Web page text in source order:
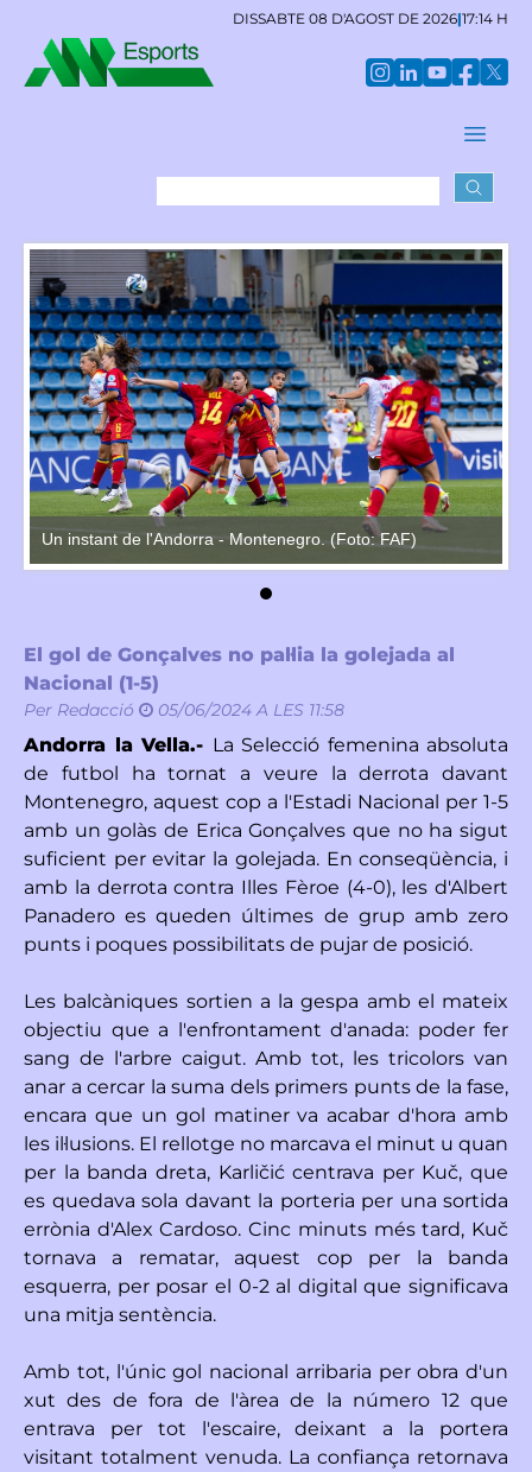
DISSABTE 08 D'AGOST DE 2026|17:14 H
Un instant de l'Andorra - Montenegro. (Foto: FAF)
El gol de Gonçalves no pal·lia la golejada al
Nacional (1-5)
Per Redacció 05/06/2024 A LES 11:58
Andorra la Vella.- La Selecció femenina absoluta
de futbol ha tornat a veure la derrota davant
Montenegro, aquest cop a l'Estadi Nacional per 1-5
amb un golàs de Erica Gonçalves que no ha sigut
suficient per evitar la golejada. En conseqüència, i
amb la derrota contra Illes Fèroe (4-0), les d'Albert
Panadero es queden últimes de grup amb zero
punts i poques possibilitats de pujar de posició.
Les balcàniques sortien a la gespa amb el mateix
objectiu que a l'enfrontament d'anada: poder fer
sang de l'arbre caigut. Amb tot, les tricolors van
anar a cercar la suma dels primers punts de la fase,
encara que un gol matiner va acabar d'hora amb
les il·lusions. El rellotge no marcava el minut u quan
per la banda dreta, Karličić centrava per Kuč, que
es quedava sola davant la porteria per una sortida
errònia d'Alex Cardoso. Cinc minuts més tard, Kuč
tornava a rematar, aquest cop per la banda
esquerra, per posar el 0-2 al digital que significava
una mitja sentència.
Amb tot, l'únic gol nacional arribaria per obra d'un
xut des de fora de l'àrea de la número 12 que
entrava per tot l'escaire, deixant a la portera
visitant totalment venuda. La confiança retornava